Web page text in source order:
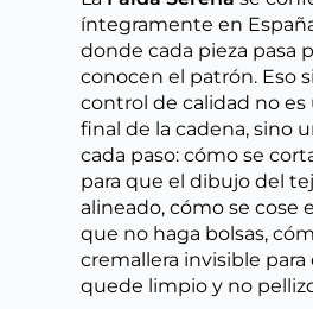
íntegramente en
donde cada pieza pasa
conocen el patrón. Eso
control de calidad no es
final de la cadena, sino
cada paso: cómo se
para que el dibujo del
alineado, cómo se cose
que no haga bolsas,
cremallera invisible para
quede limpio y no